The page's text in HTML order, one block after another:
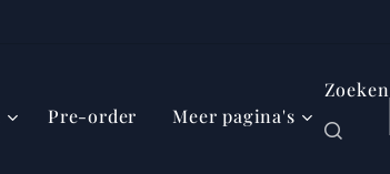
Pre-order Meer pagina's
Zoeken